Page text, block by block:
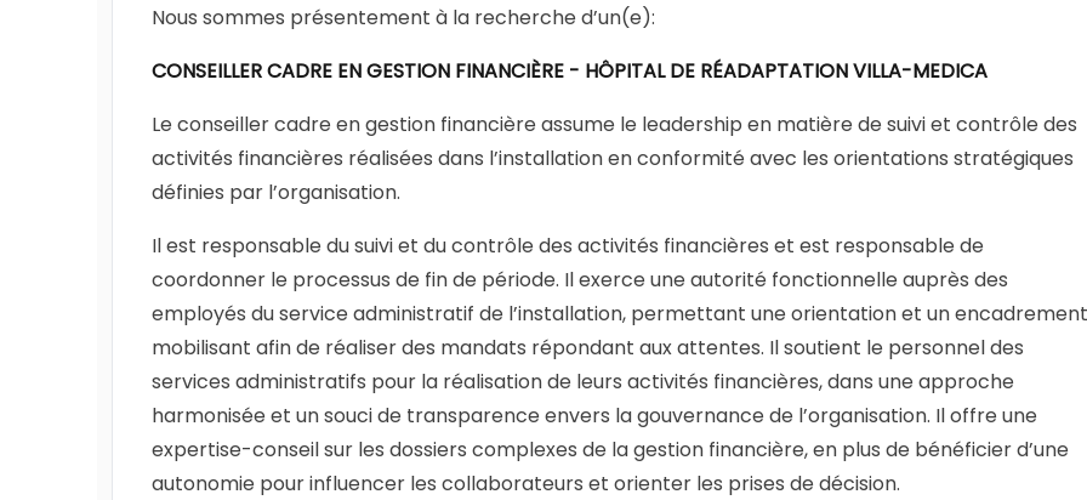
Nous sommes présentement à la recherche d’un(e):
CONSEILLER CADRE EN GESTION FINANCIÈRE - HÔPITAL DE RÉADAPTATION VILLA-MEDICA
Le conseiller cadre en gestion financière assume le leadership en matière de suivi et contrôle des
activités financières réalisées dans l’installation en conformité avec les orientations stratégiques
définies par l’organisation.
Il est responsable du suivi et du contrôle des activités financières et est responsable de
coordonner le processus de fin de période. Il exerce une autorité fonctionnelle auprès des
employés du service administratif de l’installation, permettant une orientation et un encadrement
mobilisant afin de réaliser des mandats répondant aux attentes. Il soutient le personnel des
services administratifs pour la réalisation de leurs activités financières, dans une approche
harmonisée et un souci de transparence envers la gouvernance de l’organisation. Il offre une
expertise-conseil sur les dossiers complexes de la gestion financière, en plus de bénéficier d’une
autonomie pour influencer les collaborateurs et orienter les prises de décision.